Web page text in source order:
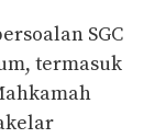
SGC
termasuk